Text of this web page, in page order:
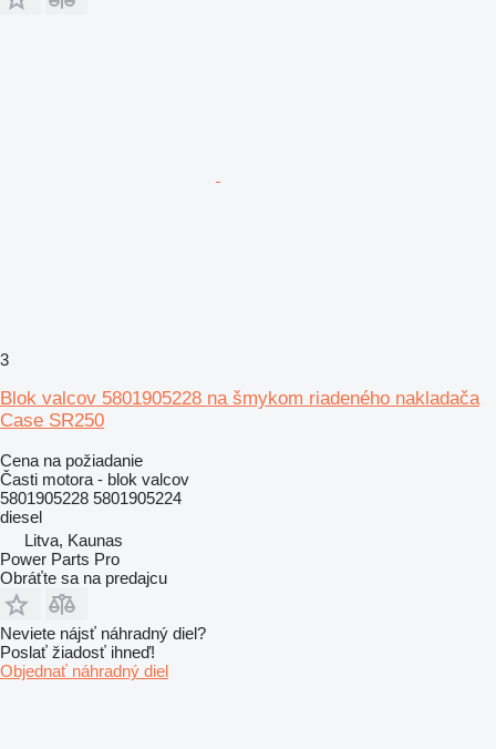
3
Blok valcov 5801905228 na šmykom riadeného nakladača
Case SR250
Cena na požiadanie
Časti motora - blok valcov
5801905228 5801905224
diesel
Litva, Kaunas
Power Parts Pro
Obráťte sa na predajcu
Neviete nájsť náhradný diel?
Poslať žiadosť ihneď!
Objednať náhradný diel